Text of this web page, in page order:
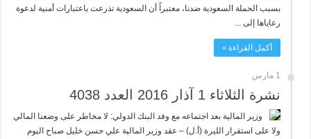
بسبب الحملة السعودية ضدنا، معتبراً أن السعودية تذرعت باعتبارات أمنية لدعوة
رعاياها إلى ...
أكمل القراءة »
1 مارس
نشرة الثلاثاء 1 آذار 2016 العدد 4038
وزير المالية بعد اجتماعه مع وفد البنك الدولي: لا مخاطر على وضعنا المالي
ولا على استقرار الليرة (أ.ل) – عقد وزير المالية علي حسن خليل صباح اليوم